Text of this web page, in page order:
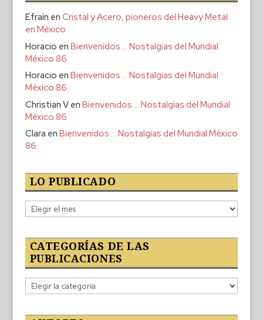
Efraín en Cristal y Acero, pioneros del Heavy Metal
en México
Horacio en Bienvenidos … Nostalgias del Mundial
México 86
Horacio en Bienvenidos … Nostalgias del Mundial
México 86
Christian Ven Bienvenidos … Nostalgias del Mundial
México 86
Clara en Bienvenidos … Nostalgias del Mundial México
86
LO PUBLICADO
Lo
publicado
CATEGORÍAS DE LAS
PUBLICACIONES
Categorías
de